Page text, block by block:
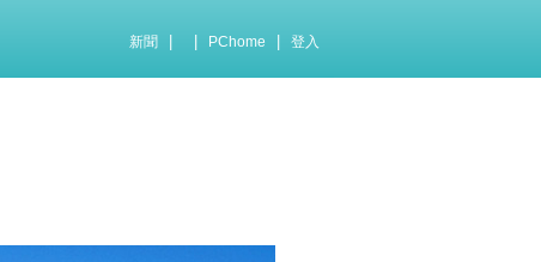
新聞 PChome 登入